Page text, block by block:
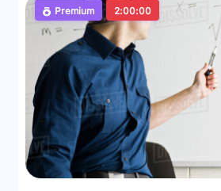
Premium 2:00:00